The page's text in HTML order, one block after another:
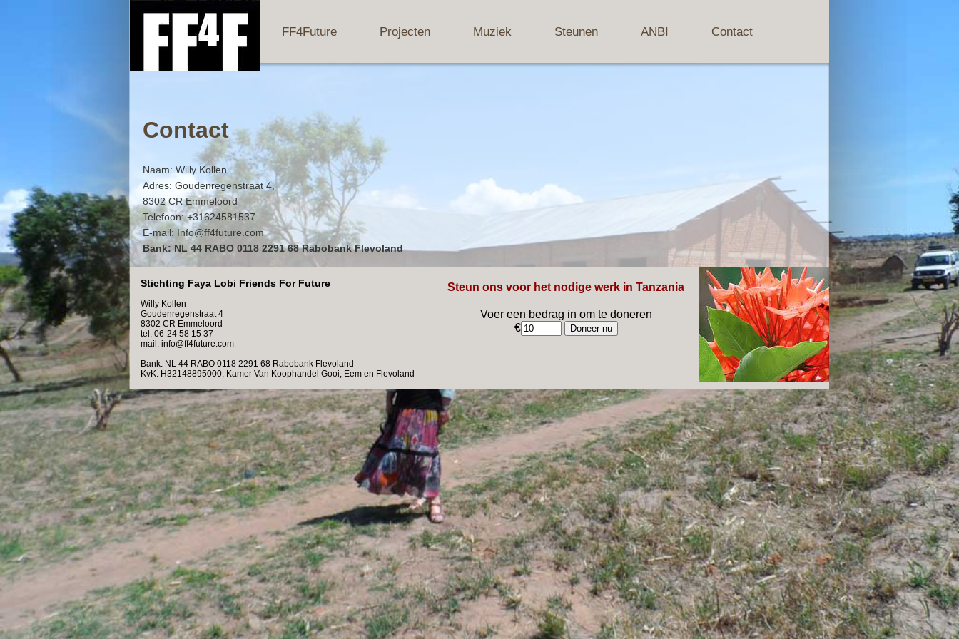
FF4Future Projecten Muziek Steunen ANBI Contact
Contact
Naam: Willy Kollen
Adres: Goudenregenstraat 4,
8302 CR Emmeloord
Telefoon: +31624581537
E-mail: Info@ff4future.com
Bank: NL 44 RABO 0118 2291 68 Rabobank Flevoland
Steun ons voor het nodige werk in Tanzania
Voer een bedrag in om te doneren
€
Stichting Faya Lobi Friends For Future
Willy Kollen
Goudenregenstraat 4
8302 CR Emmeloord
tel. 06-24 58 15 37
mail: info@ff4future.com
Bank: NL 44 RABO 0118 2291 68 Rabobank Flevoland
KvK: H32148895000, Kamer Van Koophandel Gooi, Eem en Flevoland